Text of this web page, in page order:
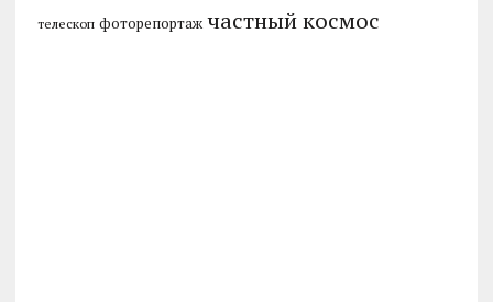
телескоп фоторепортаж частный космос